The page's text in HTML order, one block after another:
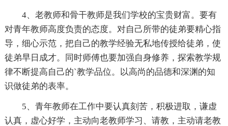
4、老教师和骨干教师是我们学校的宝贵财富。要有
对青年教师高度负责的态度。对自己所带的徒弟要精心指
导，细心示范，把自己的教学经验无私地传授给徒弟，使
徒弟早日成才。同时师傅也要加强自身修养，探索教学规
律不断提高自己的`教学品位。以高尚的品德和深渊的知
识做徒弟的表率。
5、青年教师在工作中要认真刻苦，积极进取，谦虚
认真，虚心好学，主动向老教师学习、请教，主动请老教